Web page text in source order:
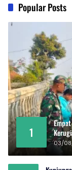
Popular Posts
1
03/